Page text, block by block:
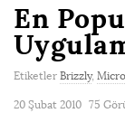
En
Etiketler Brizzly,
20 Şubat 2010 75